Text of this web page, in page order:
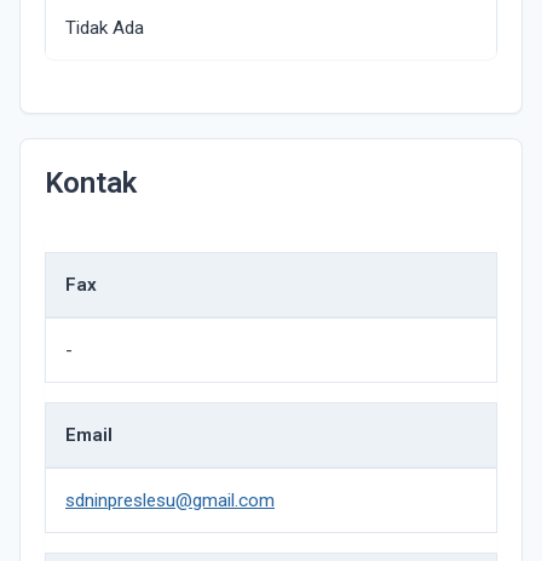
Tidak Ada
Kontak
Fax
-
Email
sdninpreslesu@gmail.com